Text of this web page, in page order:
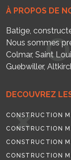
À PROPOS DE
Batige,
Nous sommes
Colmar, Saint
Guebwiller,
DECOUVREZ
CONSTRUCTION
CONSTRUCTION
CONSTRUCTION
CONSTRUCTION